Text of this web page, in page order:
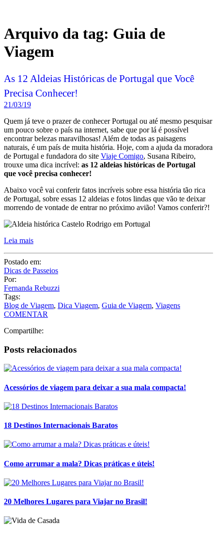
21/03/19
Quem já teve o prazer de conhecer Portugal ou até mesmo pesquisar
um pouco sobre o país na internet, sabe que por lá é possível
encontrar belezas maravilhosas! Além de todas as paisagens
de Portugal e fundadora do siteViaje Comigo, Susana Ribeiro,
que você precisa conhecer!
de Portugal, sobre essas 12 aldeias e fotos lindas que vão te deixar
morrendo de vontade de entrar no próximo avião! Vamos conferir?!
Leia mais
Dicas de Passeios
Por:
Fernanda Rebuzzi
Tags:
Blog de Viagem,Dica Viagem,Guia de Viagem
COMENTAR
Compartilhe:
Posts relacionados
Acessórios de viagem para deixar a sua mala compacta!
18 Destinos Internacionais Baratos
Como arrumar a mala? Dicas práticas e úteis!
20 Melhores Lugares para Viajar no Brasil!